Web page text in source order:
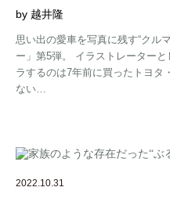
by 越井隆
思い出の愛車を写真に残す“クル
ー」第5弾。 イラストレーター
ラするのは7年前に買ったトヨタ
ない…
2022.10.31